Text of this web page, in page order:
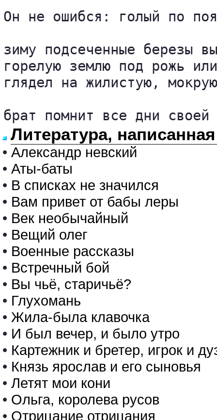
Он не ошибся: голый по
зиму подсеченные березы
горелую землю под рожь
глядел на жилистую,
брат помнит все дни
Литература,
• Александр невский
• Аты-баты
• В списках не значился
• Вам привет от бабы леры
• Век необычайный
• Вещий олег
• Военные рассказы
• Встречный бой
• Вы чьё, старичьё?
• Глухомань
• Жила-была клавочка
• И был вечер, и было утро
• Картежник и бретер, игрок и
• Князь ярослав и его сыновья
• Летят мои кони
• Ольга, королева русов
• Отрицание отрицания